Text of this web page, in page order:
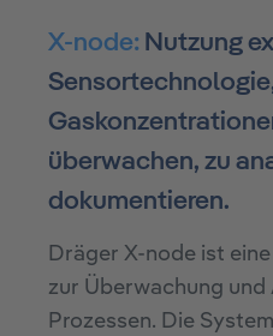
X-node: Nutzung
überwachen, zu
dokumentieren.
Dräger X-node ist
zur Überwachung und
Prozessen. Die